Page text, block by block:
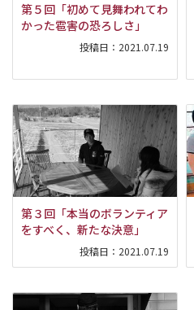
第５回「初めて見舞われてわ
かった雹害の恐ろしさ」
投稿日： 2021.07.19
第３回「本当のボランティア
をすべく、新たな決意」
投稿日： 2021.07.19